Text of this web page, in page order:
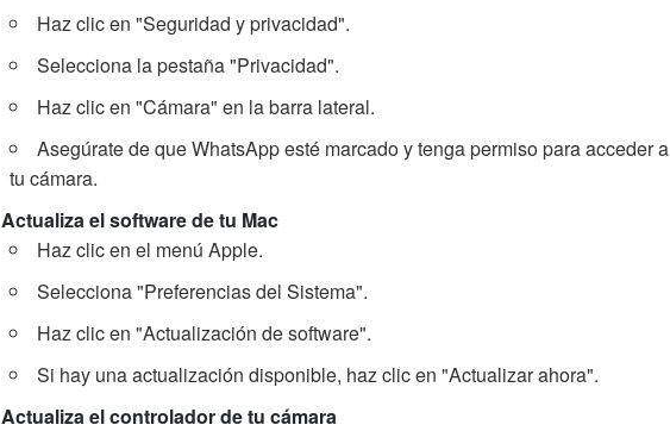
Haz clic en "Seguridad y privacidad".
Selecciona la pestaña "Privacidad".
Haz clic en "Cámara" en la barra lateral.
Asegúrate de que WhatsApp esté marcado y tenga permiso para acceder a
tu cámara.
Actualiza el software de tu Mac
Haz clic en el menú Apple.
Selecciona "Preferencias del Sistema".
Haz clic en "Actualización de software".
Si hay una actualización disponible, haz clic en "Actualizar ahora".
Actualiza el controlador de tu cámara